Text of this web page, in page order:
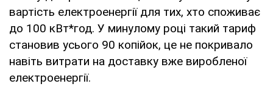
вартість електроенергії для тих, хто споживає
до 100 кВт*год. У минулому році такий тариф
становив усього 90 копійок, це не покривало
навіть витрати на доставку вже виробленої
електроенергії.